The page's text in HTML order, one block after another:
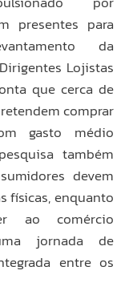
presentes para
da
Lojistas
que cerca de
comprar
gasto médio
também
devem
físicas, enquanto
ao comércio
jornada de
entre os